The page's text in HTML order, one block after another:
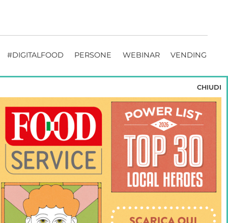
#DIGITALFOOD PERSONE WEBINAR VENDING
CHIUDI